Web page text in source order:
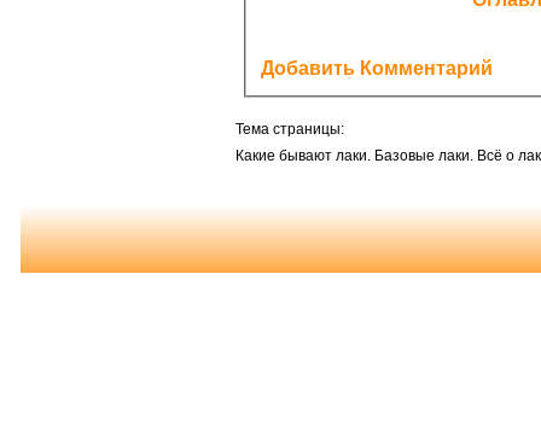
Добавить Комментарий
Тема страницы:
Какие бывают лаки. Базовые лаки. Всё о